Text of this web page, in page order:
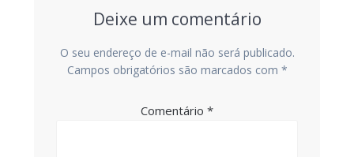
Deixe um comentário
O seu endereço de e-mail não será publicado.
Campos obrigatórios são marcados com *
Comentário *